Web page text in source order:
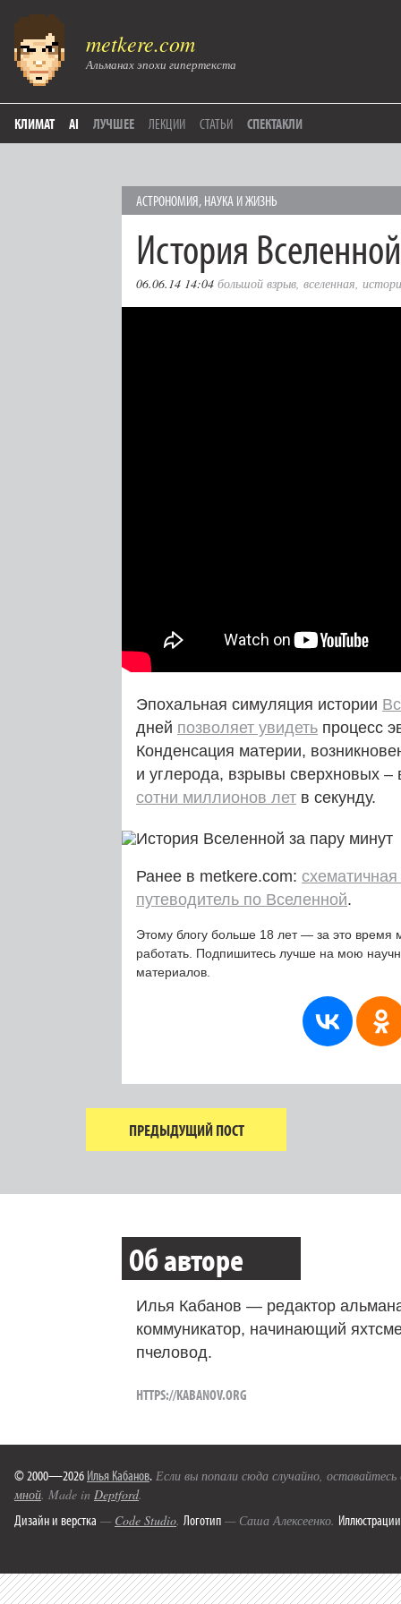
metkere.com
Альманах эпохи гипертекста
КЛИМАТ AI ЛУЧШЕЕ ЛЕКЦИИ СТАТЬИ СПЕКТАКЛИ
АСТРОНОМИЯ, НАУКА И ЖИЗНЬ
История
06.06.14 14:04 большой взрыв, вселенная,
Эпохальная симуляция истории
дней позволяет увидеть процесс
Конденсация материи,
и углерода, взрывы сверхновых –
сотни миллионов лет в секунду.
Ранее в metkere.com:
путеводитель по Вселенной.
Этому блогу больше 18 лет — за это время
работать. Подпишитесь лучше на мою
материалов.
ПРЕДЫДУЩИЙ ПОСТ
Об авторе
Илья Кабанов — редактор
коммуникатор, начинающий
пчеловод.
HTTPS://KABANOV.ORG
© 2000—2026 Илья Кабанов. Если вы попали сюда случайно,
мной. Made in Deptford.
Дизайн и верстка — Code Studio. Логотип — Саша Алексеенко. Иллюстрации